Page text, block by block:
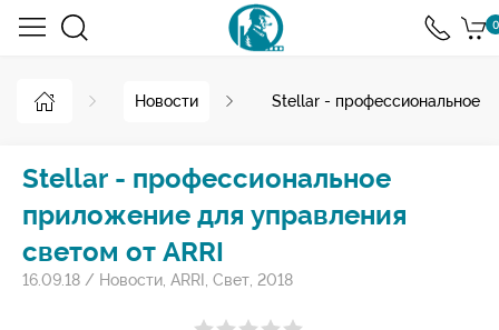
0
Новости Stellar - профессиональное
Stellar - профессиональное
приложение для управления
светом от ARRI
16.09.18 / Новости ARRI Свет 2018